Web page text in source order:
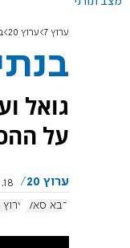
ערוץ 7 ערוץ 20
גואל
על ההכנות
ערוץ 20
בבא סאלי
ערוץ 20